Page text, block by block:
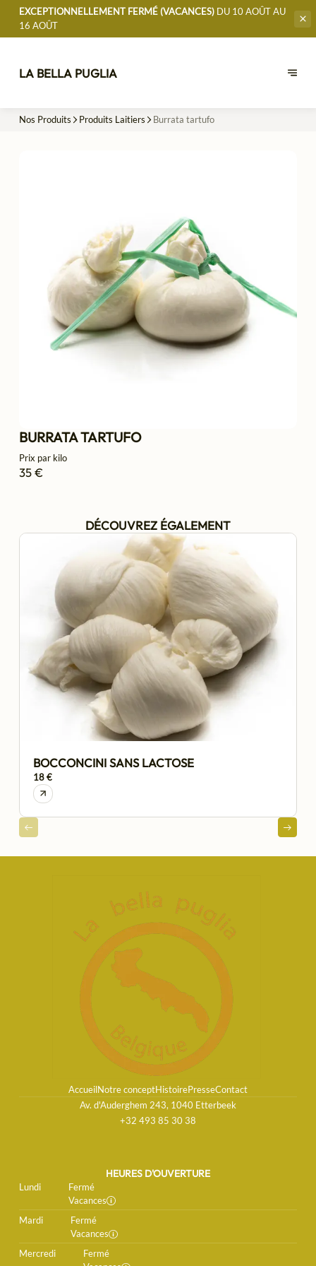
EXCEPTIONNELLEMENT FERMÉ (VACANCES)DU 10 AOÛT AU
16 AOÛT
LA BELLA PUGLIA
Nos Produits Produits Laitiers Burrata tartufo
BURRATA TARTUFO
Prix par kilo
35 €
DÉCOUVREZ ÉGALEMENT
BOCCONCINI SANS LACTOSE
18 €
AccueilNotre conceptHistoirePresseContact
Av. d'Auderghem 243, 1040 Etterbeek
+32 493 85 30 38
HEURES D'OUVERTURE
Lundi Fermé
Vacances
Mardi Fermé
Vacances
Mercredi Fermé